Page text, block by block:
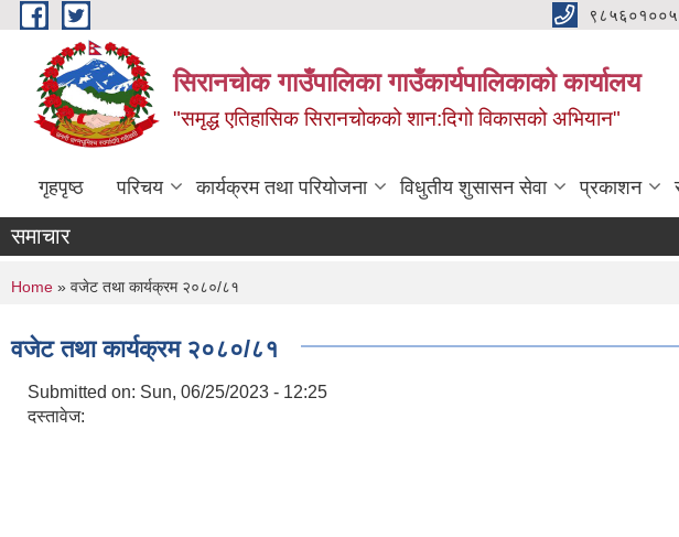
Skip to main content
सिरानचोक गाउँपालिका गाउँकार्यपालिकाको कार्यालय
"समृद्ध एतिहासिक सिरानचोकको शान:दिगो विकासको अभियान"
गृहपृष्ठ परिचय कार्यक्रम तथा परियोजना विधुतीय शुसासन सेवा प्रकाशन
समाचार
You are here
Home » वजेट तथा कार्यक्रम २०८०/८१
वजेट तथा कार्यक्रम २०८०/८१
Submitted on: Sun, 06/25/2023 - 12:25
दस्तावेज: